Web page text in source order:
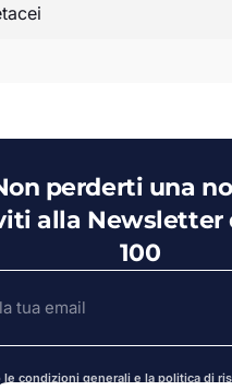
perderti una
alla Newsletter
100
le condizioni generali e la politica di